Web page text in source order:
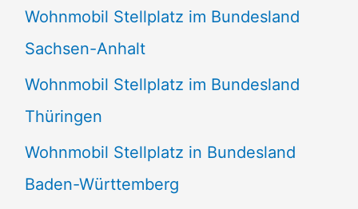
Wohnmobil Stellplatz im Bundesland
Sachsen-Anhalt
Wohnmobil Stellplatz im Bundesland
Thüringen
Wohnmobil Stellplatz in Bundesland
Baden-Württemberg